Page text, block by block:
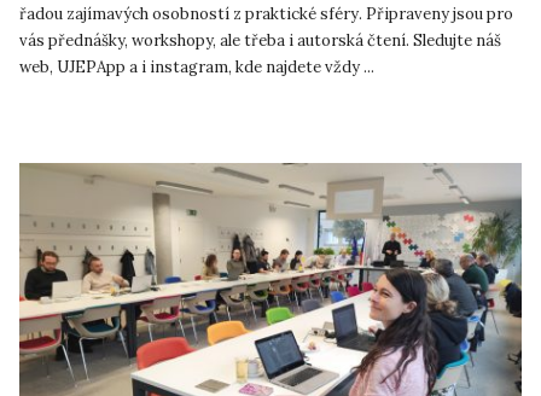
řadou zajímavých osobností z praktické sféry. Připraveny jsou pro
vás přednášky, workshopy, ale třeba i autorská čtení. Sledujte náš
web, UJEPApp a i instagram, kde najdete vždy ...